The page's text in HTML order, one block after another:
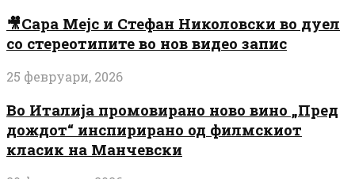
🎥Сара Мејс и Стефан Николовски во дуел
со стереотипите во нов видео запис
25 февруари, 2026
Во Италија промовирано ново вино „Пред
дождот“ инспирирано од филмскиот
класик на Манчевски